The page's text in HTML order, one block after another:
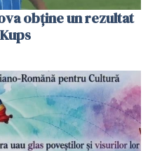
obține un rezultat